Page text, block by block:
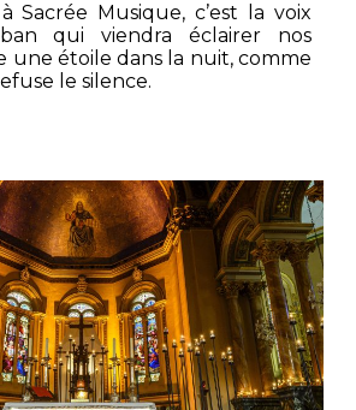
Sacrée Musique, c’est la voix
qui viendra éclairer nos
une étoile dans la nuit, comme
le silence.